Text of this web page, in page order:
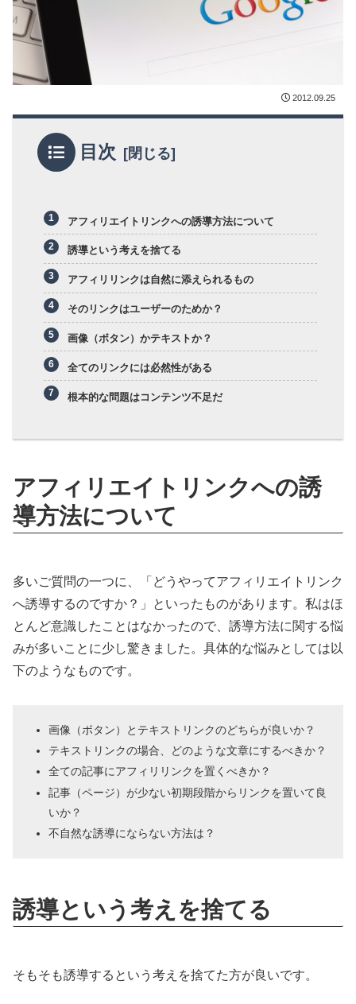
2012.09.25
目次
アフィリエイトリンクへの誘導方法について
誘導という考えを捨てる
アフィリリンクは自然に添えられるもの
そのリンクはユーザーのためか？
画像（ボタン）かテキストか？
全てのリンクには必然性がある
根本的な問題はコンテンツ不足だ
アフィリエイトリンクへの誘
導方法について
多いご質問の一つに、「どうやってアフィリエイトリンク
へ誘導するのですか？」といったものがあります。私はほ
とんど意識したことはなかったので、誘導方法に関する悩
みが多いことに少し驚きました。具体的な悩みとしては以
下のようなものです。
画像（ボタン）とテキストリンクのどちらが良いか？
テキストリンクの場合、どのような文章にするべきか？
全ての記事にアフィリリンクを置くべきか？
記事（ページ）が少ない初期段階からリンクを置いて良
いか？
不自然な誘導にならない方法は？
誘導という考えを捨てる
そもそも誘導するという考えを捨てた方が良いです。